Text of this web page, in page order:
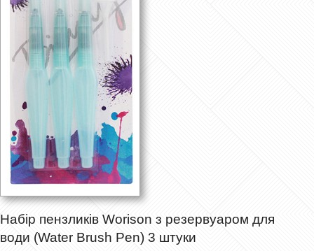
Набір пензликів Worison з резервуаром для
води (Water Brush Pen) 3 штуки